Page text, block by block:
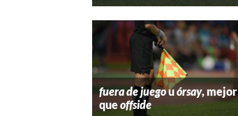
fuera de juegouórsay, mejor
queoffside